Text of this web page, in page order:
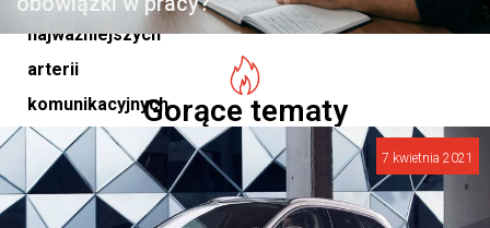
najważniejszych
arterii
komunikacyjnych
w
Polsce,
stała
Gorące tematy
7 kwietnia 2021